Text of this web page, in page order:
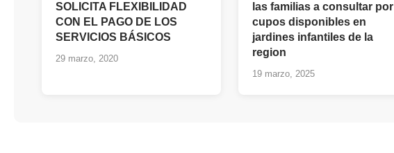
SOLICITA FLEXIBILIDAD
CON EL PAGO DE LOS
SERVICIOS BÁSICOS
29 marzo, 2020
las familias a consultar por
cupos disponibles en
jardines infantiles de la
region
19 marzo, 2025